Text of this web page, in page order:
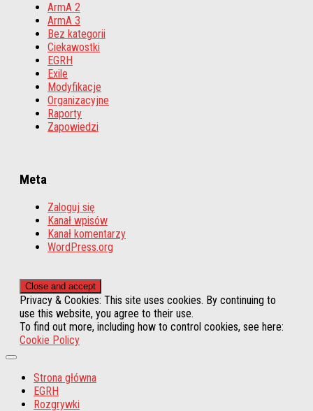
ArmA 2
ArmA 3
Bez kategorii
Ciekawostki
EGRH
Exile
Modyfikacje
Organizacyjne
Raporty
Zapowiedzi
Meta
Zaloguj się
Kanał wpisów
Kanał komentarzy
WordPress.org
Privacy & Cookies: This site uses cookies. By continuing to
use this website, you agree to their use.
To find out more, including how to control cookies, see here:
Cookie Policy
Strona główna
EGRH
Rozgrywki